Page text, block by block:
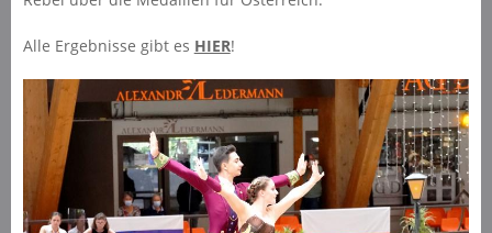
Alle Ergebnisse gibt es HIER!